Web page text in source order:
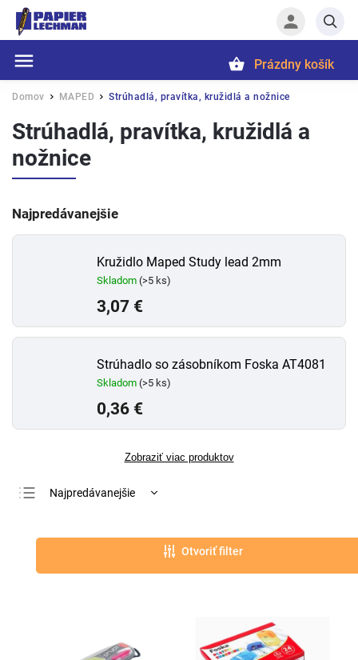
Prázdny košík
Domov / MAPED / Strúhadlá, pravítka, kružidlá a nožnice
Strúhadlá, pravítka, kružidlá a
nožnice
Najpredávanejšie
Kružidlo Maped Study lead 2mm
Skladom (>5 ks)
3,07 €
Strúhadlo so zásobníkom Foska AT4081
Skladom (>5 ks)
0,36 €
Zobraziť viac produktov
Najpredávanejšie
Otvoriť filter